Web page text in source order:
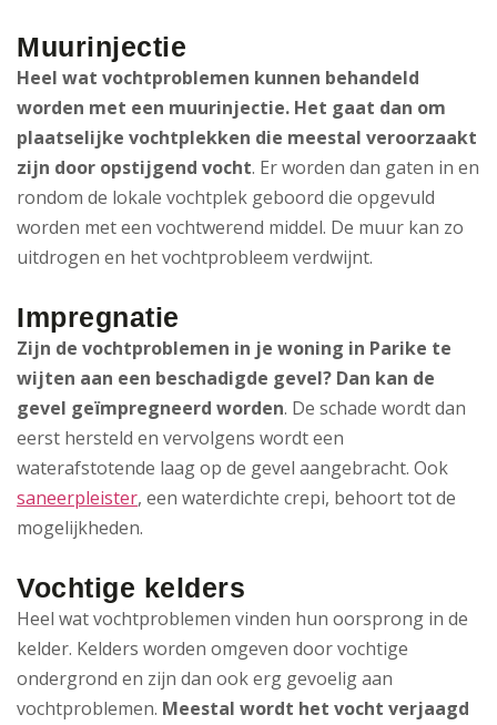
Muurinjectie
Heel wat vochtproblemen kunnen behandeld
worden met een muurinjectie. Het gaat dan om
plaatselijke vochtplekken die meestal veroorzaakt
zijn door opstijgend vocht. Er worden dan gaten in en
rondom de lokale vochtplek geboord die opgevuld
worden met een vochtwerend middel. De muur kan zo
uitdrogen en het vochtprobleem verdwijnt.
Impregnatie
Zijn de vochtproblemen in je woning in Parike te
wijten aan een beschadigde gevel? Dan kan de
gevel geïmpregneerd worden. De schade wordt dan
eerst hersteld en vervolgens wordt een
waterafstotende laag op de gevel aangebracht. Ook
saneerpleister, een waterdichte crepi, behoort tot de
mogelijkheden.
Vochtige kelders
Heel wat vochtproblemen vinden hun oorsprong in de
kelder. Kelders worden omgeven door vochtige
ondergrond en zijn dan ook erg gevoelig aan
vochtproblemen. Meestal wordt het vocht verjaagd